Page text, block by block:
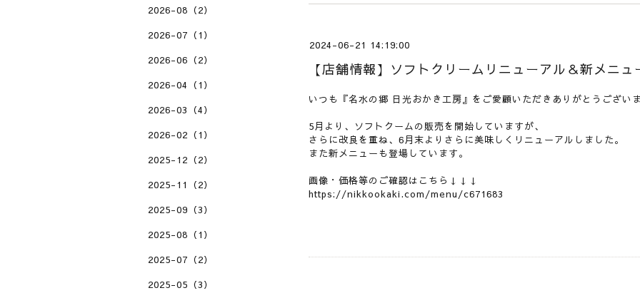
2024-06-21 14:19:00
【店舗情報】ソフトクリームリニューアル＆新メニュ
いつも『名水の郷 日光おかき工房』をご愛顧いただきありがとうございま
5月より、ソフトクームの販売を開始していますが、
さらに改良を重ね、6月末よりさらに美味しくリニューアルしました。
また新メニューも登場しています。
画像・価格等のご確認はこちら↓↓↓
https://nikkookaki.com/menu/c671683
2026-08（2）
2026-07（1）
2026-06（2）
2026-04（1）
2026-03（4）
2026-02（1）
2025-12（2）
2025-11（2）
2025-09（3）
2025-08（1）
2025-07（2）
2025-05（3）